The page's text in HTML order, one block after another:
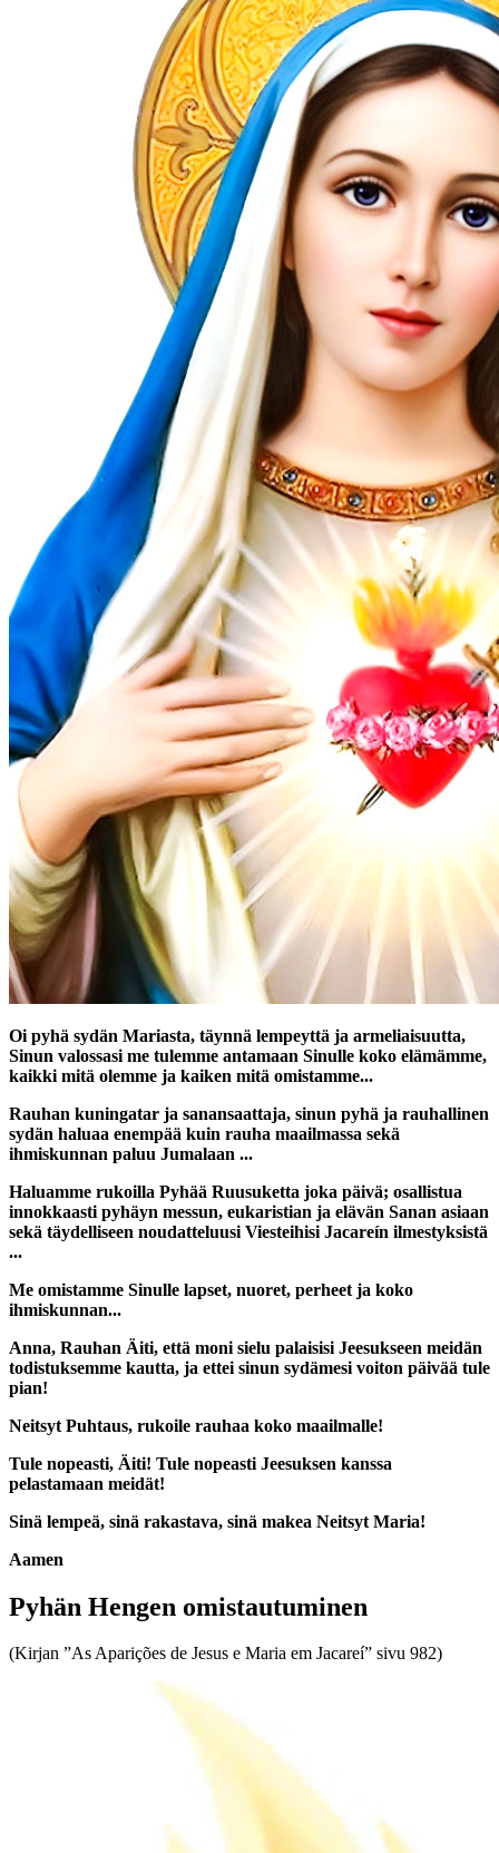
Oi pyhä sydän Mariasta, täynnä lempeyttä ja armeliaisuutta,
Sinun valossasi me tulemme antamaan Sinulle koko elämämme,
kaikki mitä olemme ja kaiken mitä omistamme...
Rauhan kuningatar ja sanansaattaja, sinun pyhä ja rauhallinen
sydän haluaa enempää kuin rauha maailmassa sekä
ihmiskunnan paluu Jumalaan ...
Haluamme rukoilla Pyhää Ruusuketta joka päivä; osallistua
innokkaasti pyhäyn messun, eukaristian ja elävän Sanan asiaan
sekä täydelliseen noudatteluusi Viesteihisi Jacareín ilmestyksistä
...
Me omistamme Sinulle lapset, nuoret, perheet ja koko
ihmiskunnan...
Anna, Rauhan Äiti, että moni sielu palaisisi Jeesukseen meidän
todistuksemme kautta, ja ettei sinun sydämesi voiton päivää tule
pian!
Neitsyt Puhtaus, rukoile rauhaa koko maailmalle!
Tule nopeasti, Äiti! Tule nopeasti Jeesuksen kanssa
pelastamaan meidät!
Sinä lempeä, sinä rakastava, sinä makea Neitsyt Maria!
Aamen
Pyhän Hengen omistautuminen
(Kirjan ”As Aparições de Jesus e Maria em Jacareí” sivu 982)